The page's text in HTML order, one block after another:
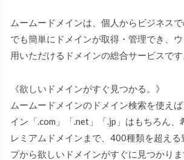
ムームードメインは、個人からビジネス
でも簡単にドメインが取得・管理でき、
用いただけるドメインの総合サービスです
《欲しいドメインがすぐ見つかる。》
ムームードメインのドメイン検索を使え
イン「.com」「.net」「.jp」はもちろん、
レミアムドメインまで、400種類を超える
プから欲しいドメインがすぐに見つかり